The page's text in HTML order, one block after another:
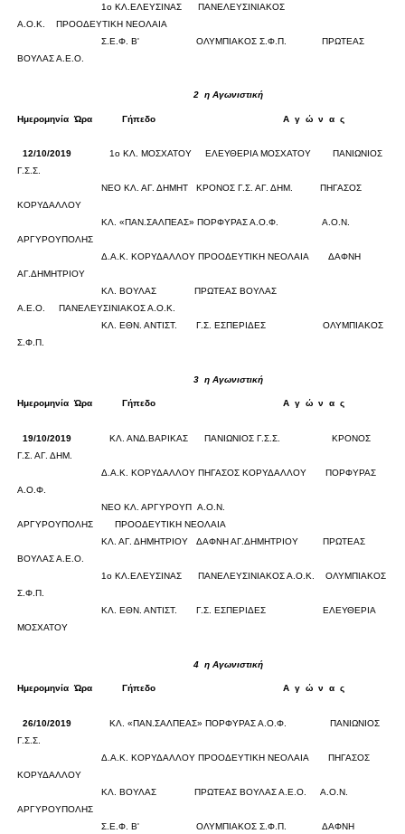
1ο ΚΛ.ΕΛΕΥΣΙΝΑΣ
ΠΑΝΕΛΕΥΣΙΝΙΑΚΟΣ
Α.Ο.Κ.
ΠΡΟΟΔΕΥΤΙΚΗ ΝΕΟΛΑΙΑ
Σ.Ε.Φ. Β'
ΟΛΥΜΠΙΑΚΟΣ Σ.Φ.Π.
ΠΡΩΤΕΑΣ
ΒΟΥΛΑΣ Α.Ε.Ο.
2 η Αγωνιστική
Ημερομηνία Ώρα Γήπεδο Α γ ώ ν α ς
12/10/2019
1ο ΚΛ. ΜΟΣΧΑΤΟΥ ΕΛΕΥΘΕΡΙΑ ΜΟΣΧΑΤΟΥ
ΠΑΝΙΩΝΙΟΣ
Γ.Σ.Σ.
ΝΕΟ ΚΛ. ΑΓ. ΔΗΜΗΤ
ΚΡΟΝΟΣ Γ.Σ. ΑΓ. ΔΗΜ.
ΠΗΓΑΣΟΣ
ΚΟΡΥΔΑΛΛΟΥ
ΚΛ. «ΠΑΝ.ΣΑΛΠΕΑΣ» ΠΟΡΦΥΡΑΣ Α.Ο.Φ.
Α.Ο.Ν.
ΑΡΓΥΡΟΥΠΟΛΗΣ
Δ.Α.Κ. ΚΟΡΥΔΑΛΛΟΥ ΠΡΟΟΔΕΥΤΙΚΗ ΝΕΟΛΑΙΑ
ΔΑΦΝΗ
ΑΓ.ΔΗΜΗΤΡΙΟΥ
ΚΛ. ΒΟΥΛΑΣ
ΠΡΩΤΕΑΣ ΒΟΥΛΑΣ
Α.Ε.Ο.
ΠΑΝΕΛΕΥΣΙΝΙΑΚΟΣ Α.Ο.Κ.
ΚΛ. ΕΘΝ. ΑΝΤΙΣΤ.
Γ.Σ. ΕΣΠΕΡΙΔΕΣ
ΟΛΥΜΠΙΑΚΟΣ
Σ.Φ.Π.
3 η Αγωνιστική
Ημερομηνία Ώρα Γήπεδο Α γ ώ ν α ς
19/10/2019
ΚΛ. ΑΝΔ.ΒΑΡΙΚΑΣ ΠΑΝΙΩΝΙΟΣ Γ.Σ.Σ.
ΚΡΟΝΟΣ
Γ.Σ. ΑΓ. ΔΗΜ.
Δ.Α.Κ. ΚΟΡΥΔΑΛΛΟΥ ΠΗΓΑΣΟΣ ΚΟΡΥΔΑΛΛΟΥ
ΠΟΡΦΥΡΑΣ
Α.Ο.Φ.
ΝΕΟ ΚΛ. ΑΡΓΥΡΟΥΠ Α.Ο.Ν.
ΑΡΓΥΡΟΥΠΟΛΗΣ
ΠΡΟΟΔΕΥΤΙΚΗ ΝΕΟΛΑΙΑ
ΚΛ. ΑΓ. ΔΗΜΗΤΡΙΟΥ
ΔΑΦΝΗ ΑΓ.ΔΗΜΗΤΡΙΟΥ
ΠΡΩΤΕΑΣ
ΒΟΥΛΑΣ Α.Ε.Ο.
1ο ΚΛ.ΕΛΕΥΣΙΝΑΣ
ΠΑΝΕΛΕΥΣΙΝΙΑΚΟΣ Α.Ο.Κ.
ΟΛΥΜΠΙΑΚΟΣ
Σ.Φ.Π.
ΚΛ. ΕΘΝ. ΑΝΤΙΣΤ.
Γ.Σ. ΕΣΠΕΡΙΔΕΣ
ΕΛΕΥΘΕΡΙΑ
ΜΟΣΧΑΤΟΥ
4 η Αγωνιστική
Ημερομηνία Ώρα Γήπεδο Α γ ώ ν α ς
26/10/2019
ΚΛ. «ΠΑΝ.ΣΑΛΠΕΑΣ» ΠΟΡΦΥΡΑΣ Α.Ο.Φ.
ΠΑΝΙΩΝΙΟΣ
Γ.Σ.Σ.
Δ.Α.Κ. ΚΟΡΥΔΑΛΛΟΥ ΠΡΟΟΔΕΥΤΙΚΗ ΝΕΟΛΑΙΑ
ΠΗΓΑΣΟΣ
ΚΟΡΥΔΑΛΛΟΥ
ΚΛ. ΒΟΥΛΑΣ
ΠΡΩΤΕΑΣ ΒΟΥΛΑΣ Α.Ε.Ο.
Α.Ο.Ν.
ΑΡΓΥΡΟΥΠΟΛΗΣ
Σ.Ε.Φ. Β'
ΟΛΥΜΠΙΑΚΟΣ Σ.Φ.Π. ΔΑΦΝΗ